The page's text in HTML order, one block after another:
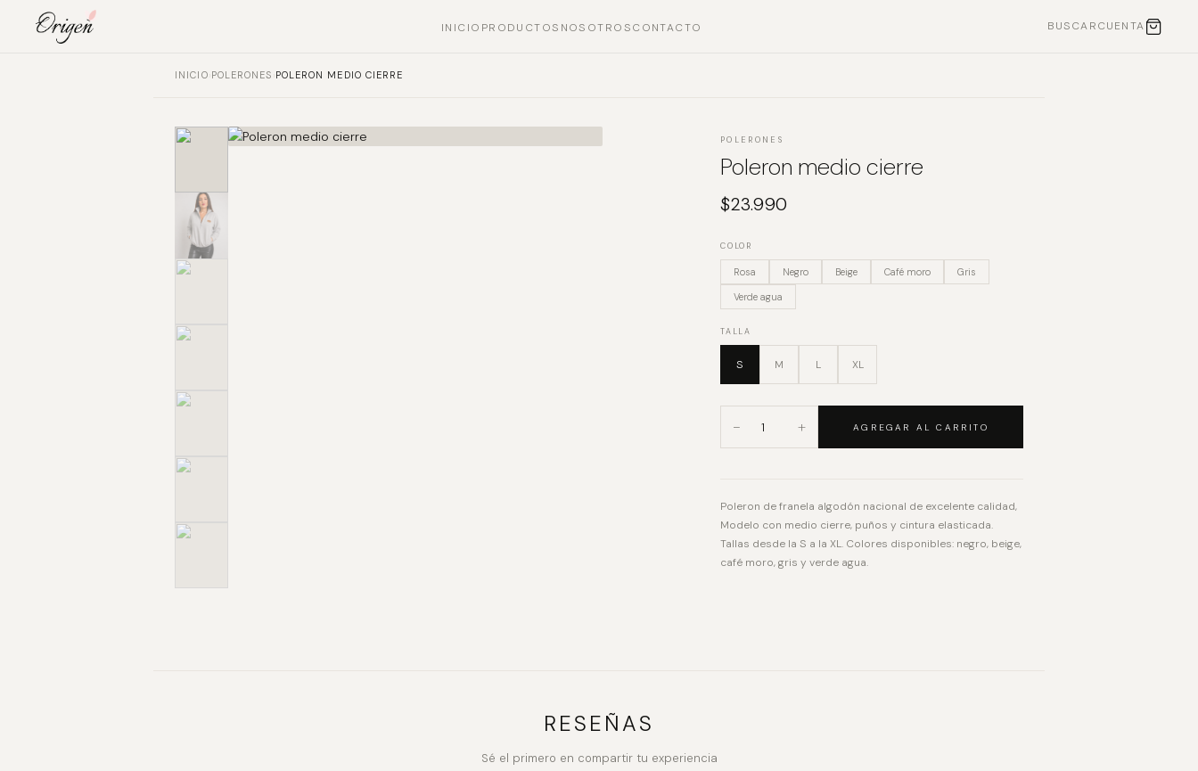
INICIO PRODUCTOS NOSOTROSCONTACTO BUSCARCUENTA
INICIO POLERONES POLERON MEDIO CIERRE
POLERONES
Poleron medio cierre
$23.990
COLOR
Rosa Negro Beige Café moro
Gris
Verde agua
TALLA
S M L XL
− + AGREGAR AL CARRITO
Poleron de franela algodón nacional de excelente calidad,
Modelo con medio cierre, puños y cintura elasticada.
Tallas desde la S a la XL. Colores disponibles: negro, beige,
café moro, gris y verde agua.
RESEÑAS
Sé el primero en compartir tu experiencia